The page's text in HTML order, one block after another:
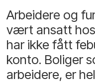
Arbeidere og
vært ansatt
har ikke fått
konto. Boliger
arbeidere, er